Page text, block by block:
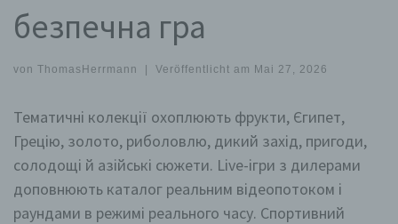
безпечна гра
von ThomasHerrmann | Veröffentlicht am Mai 27, 2026
Тематичні колекції охоплюють фрукти, Єгипет,
Грецію, золото, риболовлю, дикий захід, пригоди,
солодощі й азійські сюжети. Live-ігри з дилерами
доповнюють каталог реальним відеопотоком і
раундами в режимі реального часу. Спортивний